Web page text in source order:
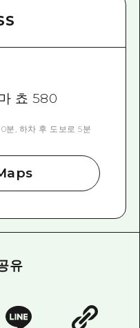
쵸 580
분, 하차 후 도보로 5분
유